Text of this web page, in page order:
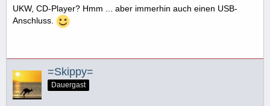
UKW, CD-Player? Hmm ... aber immerhin auch einen USB-
Anschluss.
=Skippy=
Dauergast